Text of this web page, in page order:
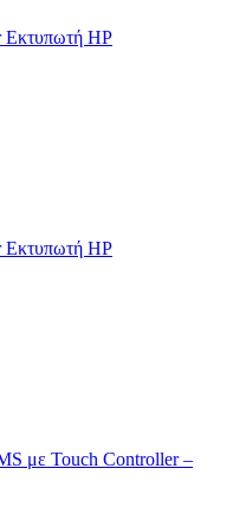
Εκτυπωτή HP
Εκτυπωτή HP
με Touch Controller –